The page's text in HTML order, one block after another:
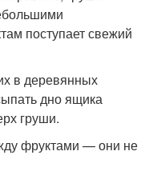
поступает свежий
в деревянных
дно ящика
груши.
фруктами — они не